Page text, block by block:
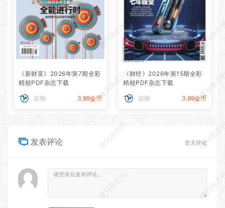
《新财富》2026年第7期全彩
精校PDF杂志下载
超频 3.99金币
《财经》2026年第15期全彩
精校PDF杂志下载
超频 3.99金币
发表评论 暂无评论
微刊杂志社
微刊杂
微刊杂志社
微刊杂
微刊杂志社
微刊杂
微刊杂志社
微刊杂